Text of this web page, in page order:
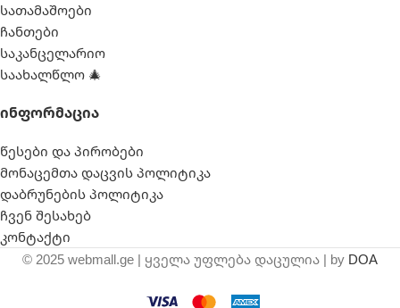
სათამაშოები
ჩანთები
საკანცელარიო
საახალწლო 🎄
Ინფორმაცია
წესები და პირობები
მონაცემთა დაცვის პოლიტიკა
დაბრუნების პოლიტიკა
ჩვენ შესახებ
კონტაქტი
© 2025 webmall.ge | ყველა უფლება დაცულია | by DOA